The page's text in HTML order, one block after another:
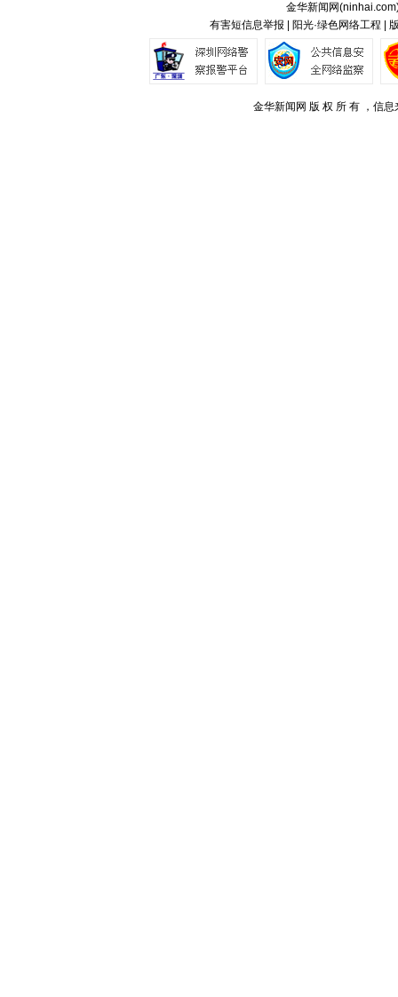
金华新闻网(ninhai.com
有害短信息举报 | 阳光·绿色网络工程 |
金华新闻网 版 权 所 有 ，信